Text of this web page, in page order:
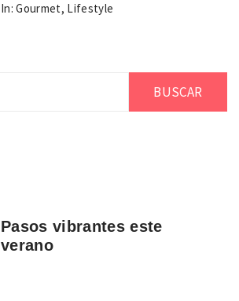
In: Gourmet, Lifestyle
Pasos vibrantes este
verano